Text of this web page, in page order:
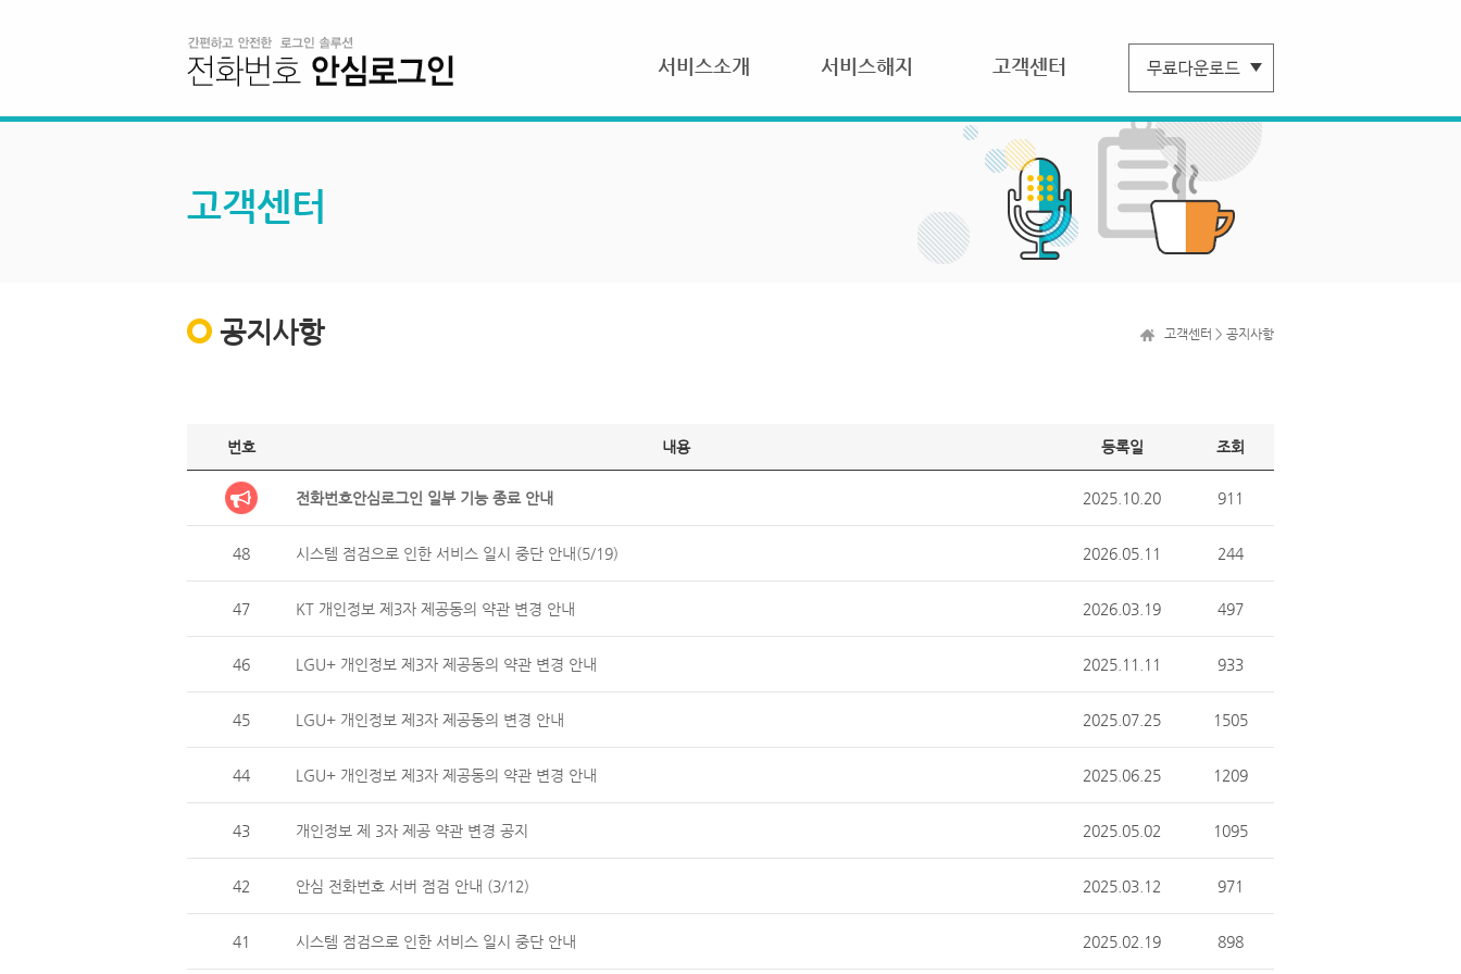
서비스소개 서비스해지 고객센터
고객센터
공지사항 고객센터 > 공지사항
번호 내용 등록일 조회
전화번호안심로그인 일부 기능 종료 안내 2025.10.20 911
48 시스템 점검으로 인한 서비스 일시 중단 안내(5/19) 2026.05.11 244
47 KT 개인정보 제3자 제공동의 약관 변경 안내 2026.03.19 497
46 LGU+ 개인정보 제3자 제공동의 약관 변경 안내 2025.11.11 933
45 LGU+ 개인정보 제3자 제공동의 변경 안내 2025.07.25 1505
44 LGU+ 개인정보 제3자 제공동의 약관 변경 안내 2025.06.25 1209
43 개인정보 제 3자 제공 약관 변경 공지 2025.05.02 1095
42 안심 전화번호 서버 점검 안내 (3/12) 2025.03.12 971
41 시스템 점검으로 인한 서비스 일시 중단 안내 2025.02.19 898